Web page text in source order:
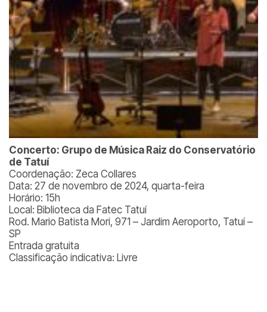
Concerto: Grupo de Música Raiz do Conservatório
de Tatuí
Coordenação: Zeca Collares
Data: 27 de novembro de 2024, quarta-feira
Horário: 15h
Local: Biblioteca da Fatec Tatuí
Rod. Mario Batista Mori, 971 – Jardim Aeroporto, Tatuí –
SP
Entrada gratuita
Classificação indicativa: Livre